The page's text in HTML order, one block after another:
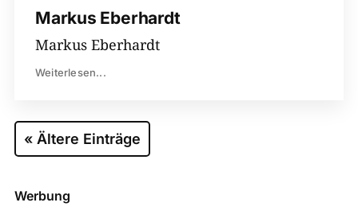
Markus Eberhardt
Markus Eberhardt
Weiterlesen...
« Ältere Einträge
Werbung